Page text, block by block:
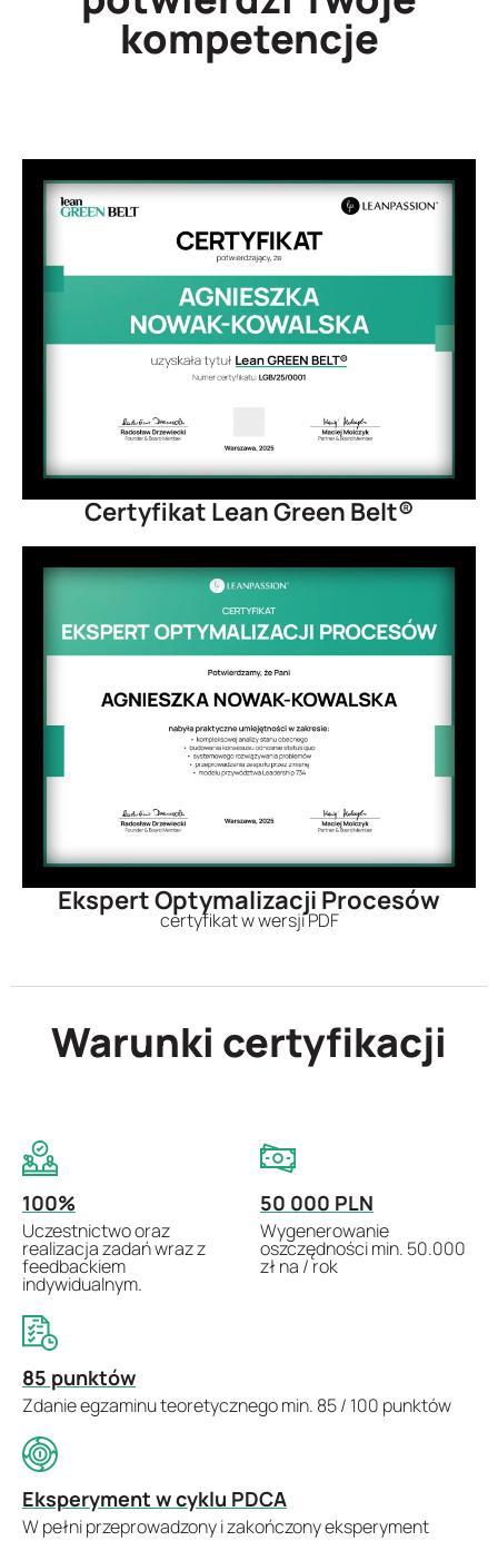
kompetencje
Certyfikat Lean Green Belt®
Ekspert Optymalizacji Procesów
certyfikat w wersji PDF
Warunki certyfikacji
100%
Uczestnictwo oraz
realizacja zadań wraz z
feedbackiem
indywidualnym.
50 000 PLN
Wygenerowanie
oszczędności min. 50.000
zł na / rok
85 punktów
Zdanie egzaminu teoretycznego min. 85 / 100 punktów
Eksperyment w cyklu PDCA
W pełni przeprowadzony i zakończony eksperyment